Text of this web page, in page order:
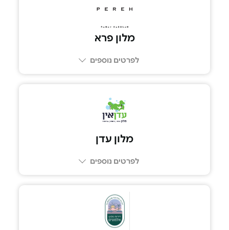
מלון פרא
לפרטים נוספים
מלון עדן
לפרטים נוספים